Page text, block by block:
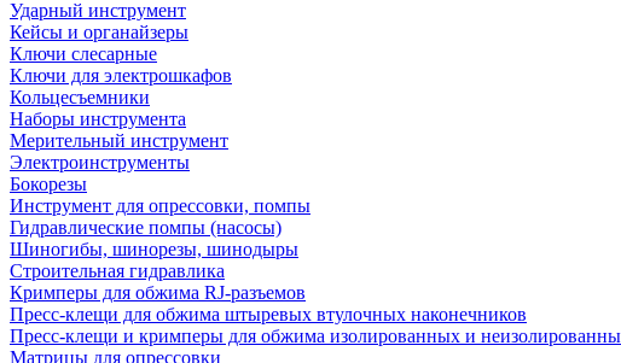
Ударный инструмент
Кейсы и органайзеры
Ключи слесарные
Ключи для электрошкафов
Кольцесъемники
Наборы инструмента
Мерительный инструмент
Электроинструменты
Бокорезы
Инструмент для опрессовки, помпы
Гидравлические помпы (насосы)
Шиногибы, шинорезы, шинодыры
Строительная гидравлика
Кримперы для обжима RJ-разъемов
Пресс-клещи для обжима штыревых втулочных наконечников
Пресс-клещи и кримперы для обжима изолированных и
Матрицы для опрессовки